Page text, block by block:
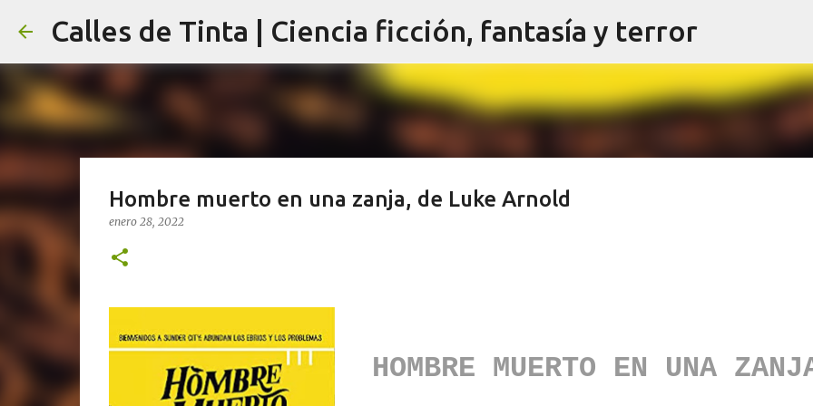
Ir al contenido principal
Calles de Tinta | Ciencia ficción, fantasía y terror
Hombre muerto en una zanja, de Luke Arnold
enero 28, 2022
HOMBRE MUERTO EN UNA